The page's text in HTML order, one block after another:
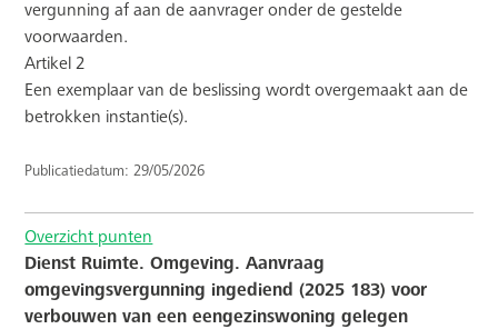
vergunning af aan de aanvrager onder de gestelde
voorwaarden.
Artikel 2
Een exemplaar van de beslissing wordt overgemaakt aan de
betrokken instantie(s).
Publicatiedatum: 29/05/2026
Overzicht punten
Dienst Ruimte. Omgeving. Aanvraag
omgevingsvergunning ingediend (2025 183) voor
verbouwen van een eengezinswoning gelegen